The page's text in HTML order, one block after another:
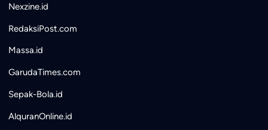
Nexzine.id
RedaksiPost.com
Massa.id
GarudaTimes.com
Sepak-Bola.id
AlquranOnline.id